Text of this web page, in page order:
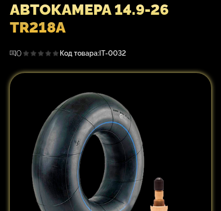
АВТОКАМЕРА 14.9-26
TR218A
0 Код товара: IT-0032